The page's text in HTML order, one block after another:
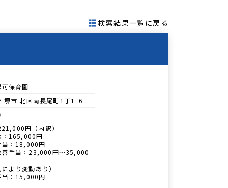
検索結果一覧に戻る
保育園
堺市 北区南長尾町1丁1−6
円（内訳）
：165,000円
当：18,000円
善手当：23,000円〜35,000
により変動あり）
当：15,000円